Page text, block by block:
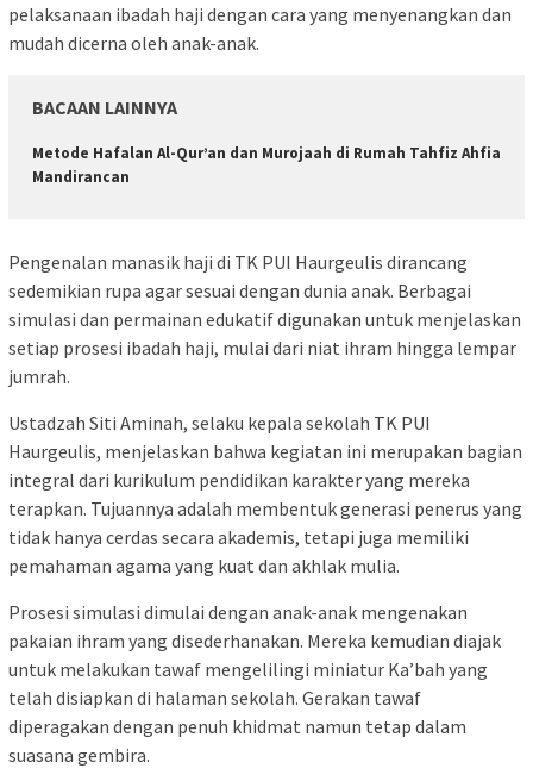
pelaksanaan ibadah haji dengan cara yang menyenangkan dan
mudah dicerna oleh anak-anak.
BACAAN LAINNYA
Metode Hafalan Al-Qur’an dan Murojaah di Rumah Tahfiz Ahfia
Mandirancan
Pengenalan manasik haji di TK PUI Haurgeulis dirancang
sedemikian rupa agar sesuai dengan dunia anak. Berbagai
simulasi dan permainan edukatif digunakan untuk menjelaskan
setiap prosesi ibadah haji, mulai dari niat ihram hingga lempar
jumrah.
Ustadzah Siti Aminah, selaku kepala sekolah TK PUI
Haurgeulis, menjelaskan bahwa kegiatan ini merupakan bagian
integral dari kurikulum pendidikan karakter yang mereka
terapkan. Tujuannya adalah membentuk generasi penerus yang
tidak hanya cerdas secara akademis, tetapi juga memiliki
pemahaman agama yang kuat dan akhlak mulia.
Prosesi simulasi dimulai dengan anak-anak mengenakan
pakaian ihram yang disederhanakan. Mereka kemudian diajak
untuk melakukan tawaf mengelilingi miniatur Ka’bah yang
telah disiapkan di halaman sekolah. Gerakan tawaf
diperagakan dengan penuh khidmat namun tetap dalam
suasana gembira.